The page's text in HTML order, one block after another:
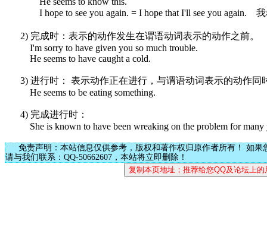
I hope to see you again. = I hope that I'll see you again.
2) 完成时：表示的动作发生在谓语动词表示的动作之前。
I'm sorry to have given you so much trouble.
He seems to have caught a cold.
3) 进行时： 表示动作正在进行，与谓语动词表示的动作同
He seems to be eating something.
4) 完成进行时：
She is known to have been wreaking on the problem for many
免责声明：本站信息仅供参考，版权和著作权归原作者所有！ 如果
请与我们联系：QQ-50662607，本站将立即删除！